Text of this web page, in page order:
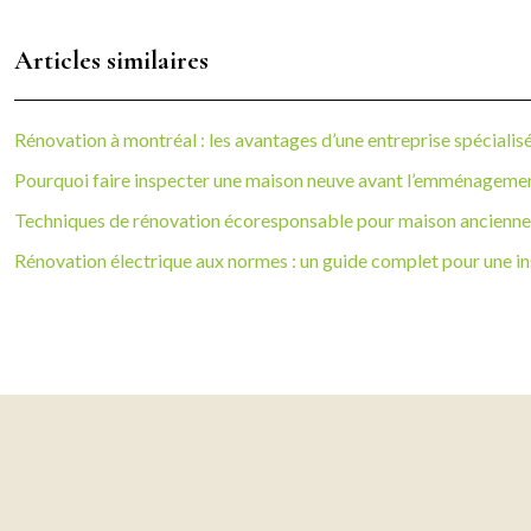
Articles similaires
Rénovation à montréal : les avantages d’une entreprise
Pourquoi faire inspecter une maison neuve avant
Techniques de rénovation écoresponsable pour maison ancienne
Rénovation électrique aux normes : un guide complet pour une